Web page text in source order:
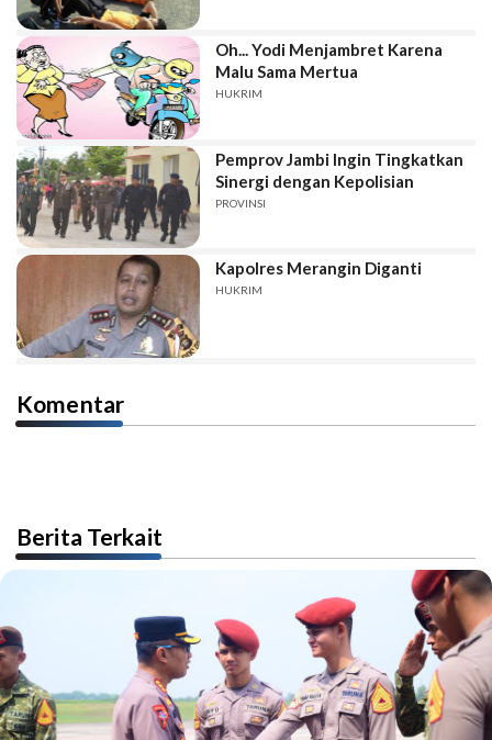
Oh... Yodi Menjambret Karena
Malu Sama Mertua
HUKRIM
Pemprov Jambi Ingin Tingkatkan
Sinergi dengan Kepolisian
PROVINSI
Kapolres Merangin Diganti
HUKRIM
Komentar
Berita Terkait